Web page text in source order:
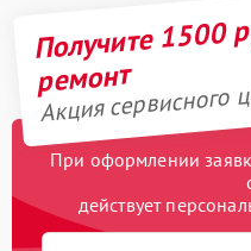
Получите 1500
ремонт
Акция сервисного
При оформлении
действует